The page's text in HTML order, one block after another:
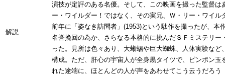
解説
演技が定評のある名優。そして、この映画を撮った監督は
ー・ワイルダー！ではなく、その実兄、Ｗ・リー・ワイル
前年に「姿なき訪問者」(1953)という駄作を撮ったが、本
名誉挽回の為か、さらなる本格的に挑んだＳＦミステリー
った。見所は色々あり、大蜥蜴や巨大蜘蛛、人体実験など
構成。ただ、肝心の宇宙人が全身黒タイツで、ピンポン玉
れた途端に、ほとんどの人が声をあわせてこう云うだろう